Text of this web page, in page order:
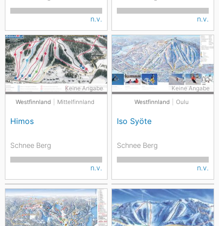
n.v. n.v.
Westfinnland Mittelfinnland
Himos
Keine Angabe
Schnee Berg
n.v.
Westfinnland Oulu
Iso Syöte
Keine Angabe
Schnee Berg
n.v.